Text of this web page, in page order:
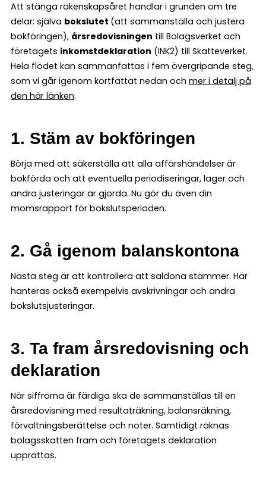
Att stänga räkenskapsåret handlar i grunden om tre
delar: själva bokslutet (att sammanställa och justera
bokföringen), årsredovisningen till Bolagsverket och
företagets inkomstdeklaration (INK2) till Skatteverket.
Hela flödet kan sammanfattas i fem övergripande steg,
som vi går igenom kortfattat nedan och mer i detalj på
den här länken.
1. Stäm av bokföringen
Börja med att säkerställa att alla affärshändelser är
bokförda och att eventuella periodiseringar, lager och
andra justeringar är gjorda. Nu gör du även din
momsrapport för bokslutsperioden.
2. Gå igenom balanskontona
Nästa steg är att kontrollera att saldona stämmer. Här
hanteras också exempelvis avskrivningar och andra
bokslutsjusteringar.
3. Ta fram årsredovisning och
deklaration
När siffrorna är färdiga ska de sammanställas till en
årsredovisning med resultaträkning, balansräkning,
förvaltningsberättelse och noter. Samtidigt räknas
bolagsskatten fram och företagets deklaration
upprättas.